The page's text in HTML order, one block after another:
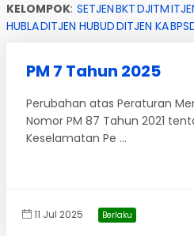
KELOMPOK: SETJENBKTDJITM
HUBLADITJEN HUBUDDITJEN KA
PM 7 Tahun 2025
Perubahan atas Peraturan
Nomor PM 87 Tahun 2021
Keselamatan Pe ...
11 Jul 2025 Berlaku